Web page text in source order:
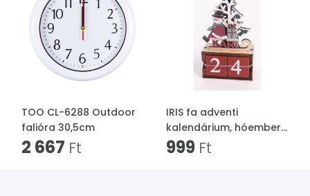
TOO CL-6288 Outdoor
falióra 30,5cm
2 667 Ft
IRIS fa adventi
kalendárium, hóember
szánkón, "kari" felirattal,
999 Ft